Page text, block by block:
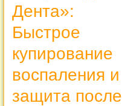
Дента»:
Быстрое
купирование
воспаления и
защита после